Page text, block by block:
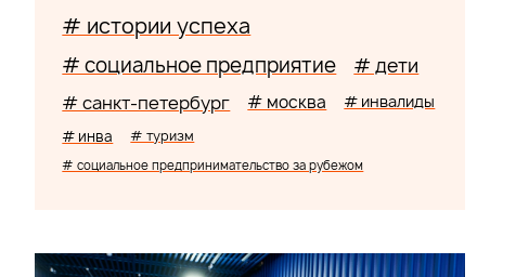
# истории успеха
# социальное предприятие # дети
# санкт-петербург # москва # инвалиды
# инва # туризм
# социальное предпринимательство за рубежом